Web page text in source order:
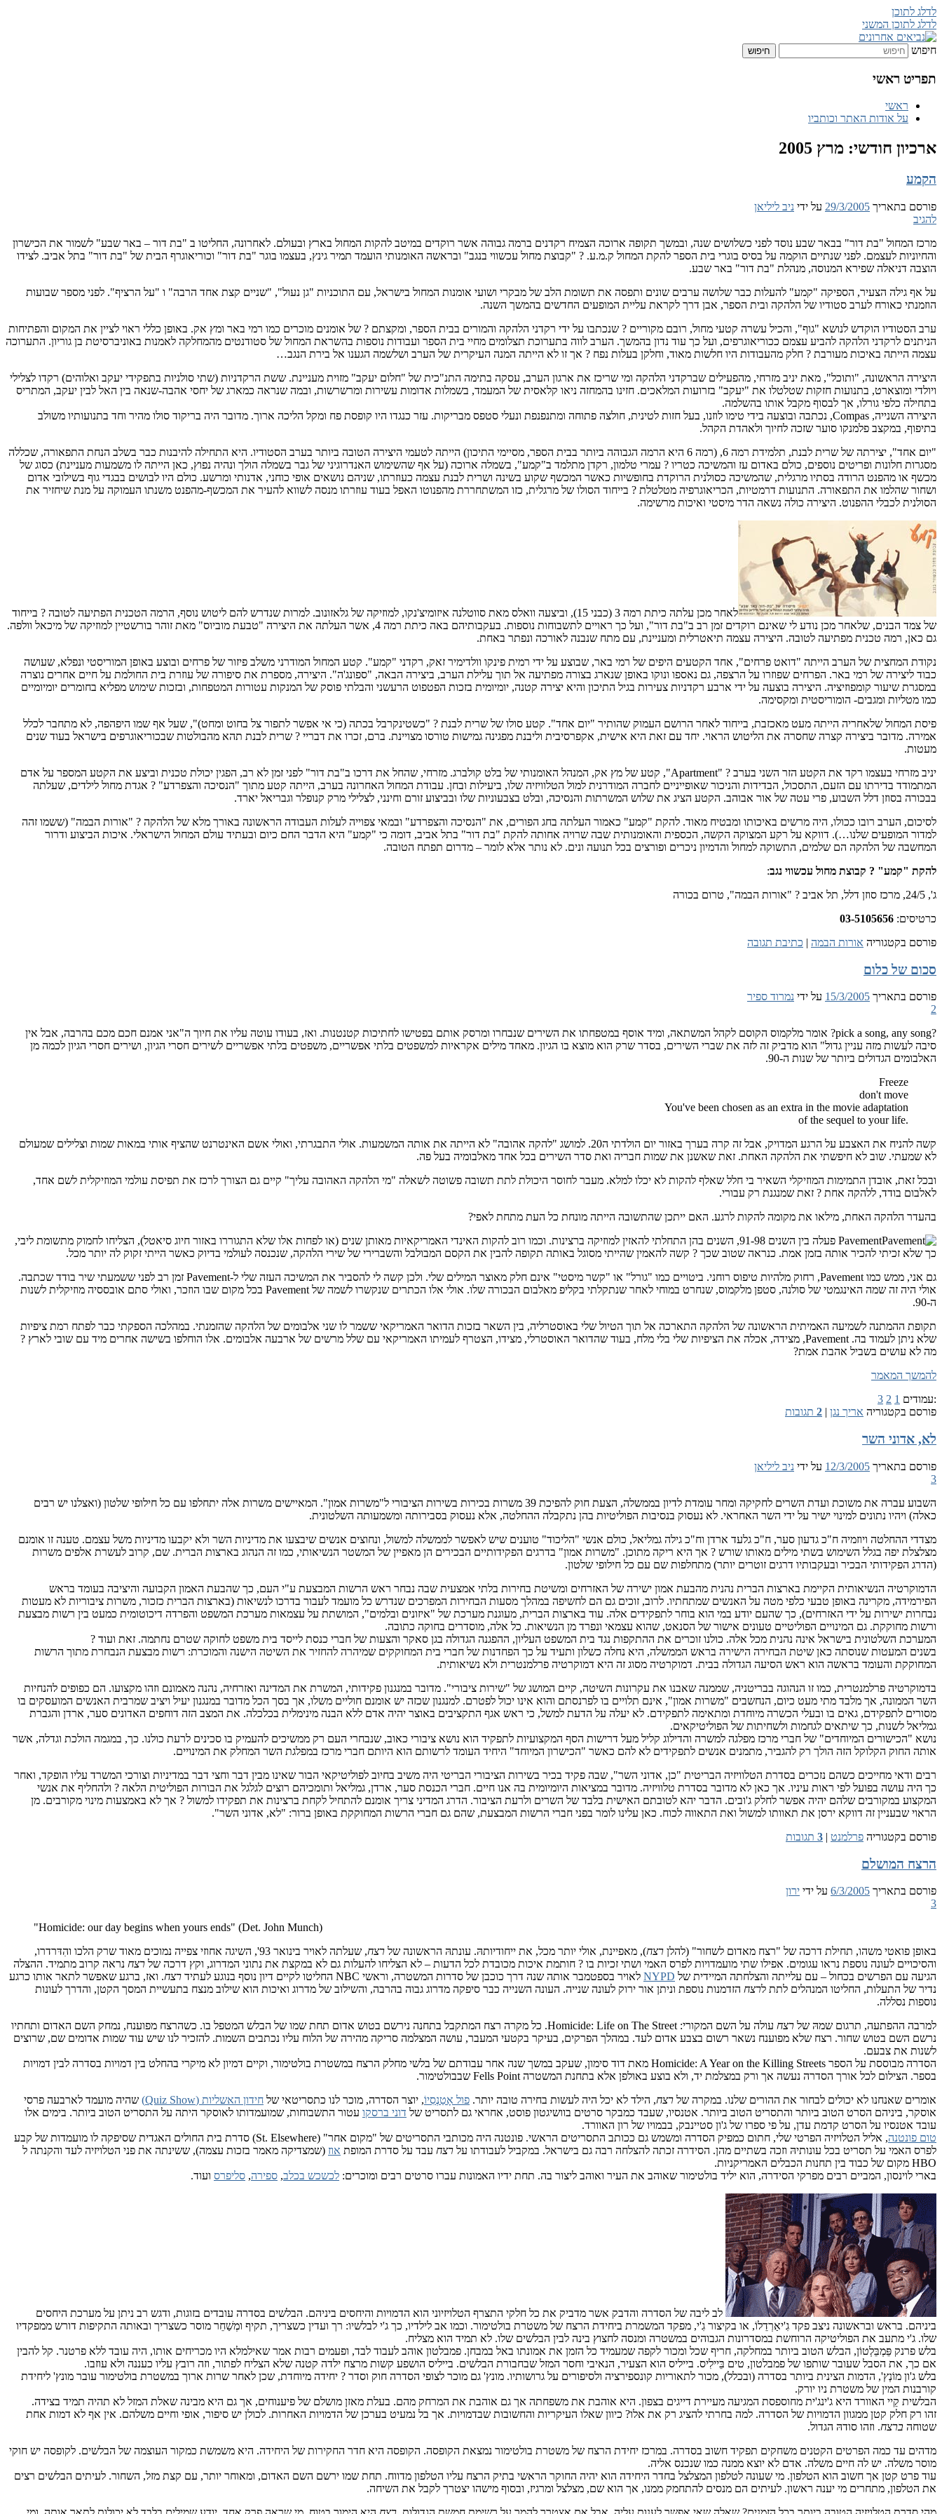
לדלג לתוכן
לדלג לתוכן המשני
נביאים אחרונים
חיפוש
תפריט ראשי
ראשי
על אודות האתר וכותביו
ארכיון חודשי: מרץ 2005
הקמע
פורסם בתאריך 29/3/2005 על ידי ניב ליליאן
להגיב
מרכז המחול "בת דור" בבאר שבע נוסד לפני כשלושים שנה, ובמשך תקופה ארוכה הצמיח רקדנים ברמה גבוהה אשר רוקדים במיטב להקות המחול בארץ ובעולם. לאחרונה, החליטו ב "בת דור – באר שבע" לשמור את הכישרון
והחיוניות לעצמם. לפני שנתיים הוקמה על בסיס בוגרי בית הספר להקת המחול ק.מ.ע. ? "קבוצת מחול עכשווי בנגב" ובראשה האומנותי הועמד תמיר גינץ, בעצמו בוגר "בת דור" וכוריאוגרף הבית של "בת דור" בתל אביב. לצידו
הוצבה דניאלה שפירא המנוסה, מנהלת "בת דור" באר שבע.
על אף גילה הצעיר, הספיקה "קמע" להעלות כבר שלושה ערבים שונים ותפסה את תשומת הלב של מבקרי ושועי אומנות המחול בישראל, עם התוכניות "גן נעול", "שניים קצת אחד הרבה" ו "על הרציף". לפני מספר שבועות
הוזמנתי כאורח לערב סטודיו של הלהקה ובית הספר, אבן דרך לקראת עליית המופעים החדשים בהמשך השנה.
ערב הסטודיו הוקדש לנושא "גוף", והכיל עשרה קטעי מחול, רובם מקוריים ? שנכתבו על ידי רקדני הלהקה והמורים בבית הספר, ומקצתם ? של אומנים מוכרים כמו רמי באר ומץ אק. באופן כללי ראוי לציין את המקום והפתיחות
הניתנים לרקדני הלהקה להביע עצמם ככוריאוגרפים, ועל כך עוד נדון בהמשך. הערב לווה בתערוכת תצלומים מחיי בית הספר ועבודות נוספות בהשראת המחול של סטודנטים מהמחלקה לאמנות באוניברסיטת בן גוריון. התערוכה
עצמה הייתה באיכות מעורבת ? חלק מהעבודות היו חלשות מאוד, וחלקן בעלות נפח ? אך זו לא הייתה המנה העיקרית של הערב ושלשמה הגענו אל בירת הנגב…
היצירה הראשונה, "ותוכל", מאת יניב מזרחי, מהפעילים שברקדני הלהקה ומי שריכז את ארגון הערב, עסקה בתימה התנ"כית של "חלום יעקב" מזוית מעניינת. ששת הרקדניות (שתי סולניות בתפקידי יעקב ואלוהים) רקדו לצלילי
ויולדי ומוצארט, בתנועות חזקות שטלטלו את "יעקב" בזרועות המלאכים. חזינו בהמחזה ניאו קלאסית של המעמד, בשמלות אדומות עשירות ומרשרשות, ובמה שנראה כמארג של יחסי אהבה-שנאה בין האל לבין יעקב, המתריס
בתחילה כלפי גורלו, אך לבסוף מקבל אותו בהשלמה.
היצירה השנייה, Compas, נכתבה ובוצעה בידי טימו לוזנו, בעל חזות לטינית, חולצה פתוחה ומתנפנפת ונעלי סטפס מבריקות. עזר כנגדו היו קופסת פח ומקל הליכה ארוך. מדובר היה בריקוד סולו מהיר וחד בתנועותיו משולב
בתיפוף, במקצב פלמנקו סוער שזכה לחיוך ולאהדת הקהל.
"יום אחד", יצירתה של שרית לבנת, תלמידת רמה 6, (רמה 6 היא הרמה הגבוהה ביותר בבית הספר, מסיימי התיכון) הייתה לטעמי היצירה הטובה ביותר בערב הסטודיו. היא התחילה להיבנות כבר בשלב הנחת התפאורה, שכללה
מסגרות חלונות ופריטים נוספים, כולם באדום עז והמשיכה כטריו ? עמרי טלמון, רקדן מתלמד ב"קמע", בשמלה ארוכה (על אף שהשימוש האנדרוגיני של גבר בשמלה הולך ונהיה נפוץ, כאן הייתה לו משמעות מעניינת) כסוג של
מכשף או מהפנט הרודה בסתיו מרגלית, שהמשיכה כסולנית הרוקדת בחופשיות כאשר המכשף שקוע בשינה ושרית לבנת עצמה כעוזרתו, שניהם נושאים אופי כוחני, אדנותי ומרשע. כולם היו לבושים בבגדי גוף בשילובי אדום
ושחור שהלמו את התפאורה. התנועות דרמטיות, הכריאוגרפיה מטלטלת ? בייחוד הסולו של מרגלית, כזו המשתחררת מהפנוטו האפל בעוד עוזרתו מנסה לשווא להעיר את המכשף-מהפנט משנתו העמוקה על מנת שיחזיר את
הסולנית לכבלי ההפנוט. היצירה כולה נשאה הדר מיסטי ואיכות מרשימה.
לאחר מכן עלתה כיתת רמה 3 (כבני 15), וביצעה וואלס מאת סווטלנה איזומיצ'נקו, למוזיקה של גלאזונוב. למרות שנדרש להם ליטוש נוסף, הרמה הטכנית הפתיעה לטובה ? בייחוד
של צמד הבנים, שלאחר מכן נודע לי שאינם רוקדים זמן רב ב"בת דור", ועל כך ראויים לתשבוחות נוספות. בעקבותיהם באה כיתת רמה 4, אשר העלתה את היצירה "טבעת מוביוס" מאת זוהר בורשטיין למוזיקה של מיכאל וולפה.
גם כאן, רמה טכנית מפתיעה לטובה. היצירה עצמה תיאטרלית ומעניינת, עם מתח שנבנה לאורכה ונפתר באחת.
נקודת המחצית של הערב הייתה "דואט פרחים", אחד הקטעים היפים של רמי באר, שבוצע על ידי רמית פינקו וולדימיר זאק, רקדני "קמע". קטע המחול המודרני משלב פיזור של פרחים ובוצע באופן המוריסטי ונפלא, שעושה
כבוד ליצירה של רמי באר. הפרחים שפוזרו על הרצפה, גם נאספו ונוקו באופן שנארג בצורה מפתיעה אל תוך עלילת הערב, ביצירה הבאה, "ספונג'ה". היצירה, מספרת את סיפורה של עוזרת בית החולמת על חיים אחרים נוצרה
במסגרת שיעור קומפוזיציה. היצירה בוצעה על ידי ארבע רקדניות צעירות בגיל התיכון והיא יצירה קטנה, יומיומית בזכות הפטפוט הרעשני והבלתי פוסק של המנקות עטורות המטפחות, ובזכות שימוש מפליא בחומרים יומיומיים
כמו מטליות ומגבים- הומוריסטית ומקסימה.
פיסת המחול שלאחריה הייתה מעט מאכזבת, בייחוד לאחר הרושם העמוק שהותיר "יום אחד". קטע סולו של שרית לבנת ? "כשטינקרבל בכתה (כי אי אפשר לתפור צל בחוט ומחט)", שעל אף שמו היפהפה, לא מתחבר לכלל
אמירה. מדובר ביצירה קצרה שחסרה את הליטוש הראוי. יחד עם זאת היא אישית, אקפרסיבית וליבנת מפגינה גמישות טורסו מצויינת. ברם, זכרו את דבריי ? שרית לבנת תהא מהבולטות שבכוריאוגרפים בישראל בעוד שנים
מעטות.
יניב מזרחי בעצמו רקד את הקטע הזר השני בערב ? "Apartment", קטע של מץ אק, המנהל האומנותי של בלט קולברג. מזרחי, שהחל את דרכו ב"בת דור" לפני זמן לא רב, הפגין יכולת טכנית וביצע את הקטע המספר על אדם
המתמודד בדירתו עם הזעם, התסכול, הבדידות והניכור שאופייניים לחברה המודרנית למול הטלוויזיה שלו, ביעילות ובחן. עבודת המחול האחרונה בערב, הייתה קטע מתוך "הנסיכה והצפרדע" ? אגדת מחול לילדים, שעלתה
בבכורה בסוזן דלל השבוע, פרי עטה של אור אבוהב. הקטע הציג את שלוש המשרתות והנסיכה, ובלט בצבעוניות שלו ובביצוע זורם וחינני, לצלילי מרק קנופלר וגבריאל יארד.
לסיכום, הערב רובו ככולו, היה מרשים באיכותו ומבטיח מאוד. להקת "קמע" כאמור העלתה בחג הפורים, את "הנסיכה והצפרדע" ובמאי צפוייה לעלות העבודה הראשונה באורך מלא של הלהקה ? "אורות הבמה" (ששמו זהה
למדור המופעים שלנו…). דווקא על רקע המצוקה הקשה, הכספית והאומנותית שבה שרויה אחותה להקת "בת דור" בתל אביב, דומה כי "קמע" היא הדבר החם כיום ובעתיד עולם המחול הישראלי. איכות הביצוע ודרור
המחשבה של הלהקה הם שלמים, התשוקה למחול והדמיון ניכרים ופורצים בכל תנועה ונים. לא נותר אלא לומר – מדרום תפתח הטובה.
להקת "קמע" ? קבוצת מחול עכשווי נגב:
ג', 24/5, מרכז סוזן דלל, תל אביב ? "אורות הבמה", טרום בכורה
כרטיסים: 03-5105656
פורסם בקטגוריה אורות הבמה | כתיבת תגובה
סכום של כלום
פורסם בתאריך 15/3/2005 על ידי נמרוד ספיר
2
?pick a song, any song? אומר מלקמוס הקוסם לקהל המשתאה, ומיד אוסף במטפחתו את השירים שנבחרו ומרסק אותם בפטישו לחתיכות קטנטנות. ואז, בעודו עוטה עליו את חיוך ה"אני אמנם חכם מכם בהרבה, אבל אין
סיבה לעשות מזה עניין גדול" הוא מדביק זה לזה את שברי השירים, בסדר שרק הוא מוצא בו הגיון. מאחד מילים אקראיות למשפטים בלתי אפשריים, משפטים בלתי אפשריים לשירים חסרי הגיון, ושירים חסרי הגיון לכמה מן
האלבומים הגדולים ביותר של שנות ה-90.
Freeze
don't move
You've been chosen as an extra in the movie adaptation
.of the sequel to your life
קשה להניח את האצבע על הרגע המדויק, אבל זה קרה בערך באזור יום הולדתי ה20. למושג "להקה אהובה" לא הייתה את אותה המשמעות. אולי התבגרתי, ואולי אשם האינטרנט שהציף אותי במאות שמות וצלילים שמעולם
לא שמעתי. שוב לא חיפשתי את הלהקה האחת. זאת שאשנן את שמות חבריה ואת סדר השירים בכל אחד מאלבומיה בעל פה.
ובכל זאת, אובדן התמימות המוזיקלי השאיר בי חלל שאלף להקות לא יכלו למלא. מעבר לחוסר היכולת לתת תשובה פשוטה לשאלה "מי הלהקה האהובה עליך" קיים גם הצורך לרכז את תפיסת עולמי המוזיקלית לשם אחד,
לאלבום בודד, ללהקה אחת ? זאת שמנגנת רק עבורי.
בהעדר הלהקה האחת, מילאו את מקומה להקות לרגע. האם ייתכן שהתשובה הייתה מונחת כל העת מתחת לאפי?
Pavement פעלה בין השנים 91-98, השנים בהן התחלתי להאזין למוזיקה ברצינות. וכמו רוב להקות האינדי האמריקאיות מאותן שנים (או לפחות אלו שלא התגוררו באזור חיוג סיאטל), הצליחו לחמוק מתשומת ליבי,
כך שלא זכיתי להכיר אותה בזמן אמת. כנראה שטוב שכך ? קשה להאמין שהייתי מסוגל באותה תקופה להבין את הקסם המבולבל והשברירי של שירי הלהקה, שנכנסה לעולמי בדיוק כאשר הייתי זקוק לה יותר מכל.
גם אני, ממש כמו Pavement, רחוק מלהיות טיפוס רוחני. ביטויים כמו "גורל" או "קשר מיסטי" אינם חלק מאוצר המילים שלי. ולכן קשה לי להסביר את המשיכה העזה שלי ל-Pavement זמן רב לפני ששמעתי שיר בודד שכתבה.
אולי היה זה שמה האינגמטי של סולנה, סטפן מלקמוס, שנחרט במוחי לאחר שנתקלתי בקליפ מאלבום הבכורה שלו. אולי אלו הכתרים שנקשרו לשמה של Pavement בכל מקום שבו הוזכר, ואולי סתם אובססיה מוזיקלית לשנות
ה-90.
תקופת ההמתנה לשמיעה האמיתית הראשונה של הלהקה התארכה אל תוך הטיול שלי באוסטרליה, בין השאר בזכות הדואר האמריקאי ששמר לו שני אלבומים של הלהקה שהזמנתי. במהלכה הספקתי כבר לפתח רמת ציפיות
שלא ניתן לעמוד בה. Pavement, מצידה, אכלה את הציפיות שלי בלי מלח, בעוד שהדואר האוסטרלי, מצידו, הצטרף לעמיתו האמריקאי עם שלל מרשים של ארבעה אלבומים. אלו הוחלפו בשישה אחרים מיד עם שובי לארץ ?
מה לא עושים בשביל אהבת אמת?
להמשך המאמר
:עמודים 1
2
3
פורסם בקטגוריה אריך נגן |
2 תגובות
לא, אדוני השר
פורסם בתאריך 12/3/2005 על ידי ניב ליליאן
3
השבוע עברה את משוכת ועדת השרים לחקיקה ומחר עומדת לדיון בממשלה, הצעת חוק להפיכת 39 משרות בכירות בשירות הציבורי ל"משרות אמון". המאיישים משרות אלה יתחלפו עם כל חילופי שלטון (ואצלנו יש רבים
כאלה) ויהיו נתונים למינוי ישיר על ידי השר האחראי. לא נעסוק בנסיבות הפוליטיות בהן נתקבלה ההחלטה, אלא נעסוק בסבירותה ומשמעותה השלטונית.
מצדדי ההחלטה ויוזמיה ח"כ גדעון סער, ח"כ גלעד ארדן וח"כ גילה גמליאל, כולם אנשי "הליכוד" טוענים שיש לאפשר לממשלה למשול, ונחוצים אנשים שיבצעו את מדיניות השר ולא יקבעו מדיניות משל עצמם. טענה זו אומנם
מצלצלת יפה בגלל השימוש בשתי מילים מאותו שורש ? אך היא ריקה מתוכן. "משרות אמון" בדרגים הפקידותיים הבכירים הן מאפיין של המשטר הנשיאותי, כמו זה הנהוג בארצות הברית. שם, קרוב לעשרת אלפים משרות
(הדרג הפקידותי הבכיר ובעקבותיו דרגים זוטרים יותר) מתחלפות שם עם כל חילופי שלטון.
הדמוקרטיה הנשיאותית הקיימת בארצות הברית נהנית מהבעת אמון ישירה של האזרחים ומשיטת בחירות בלתי אמצעית שבה נבחר ראש הרשות המבצעת ע"י העם, כך שהבעת האמון הקבועה והיציבה בעומד בראש
הפירמידה, מקרינה באופן טבעי כלפי מטה על האנשים שמתחתיו. לרוב, זוכים גם הם לחשיפה במהלך מסעות הבחירות המפרכים שנדרש כל מועמד לעבור בדרכו לנשיאות (בארצות הברית כזכור, משרות ציבוריות לא מעטות
נבחרות ישירות על ידי האזרחים), כך שהעם יודע במי הוא בוחר לתפקידים אלה. עוד בארצות הברית, מעוגנת מערכת של "איזונים ובלמים", המושתת על עצמאות מערכת המשפט והפרדה דיכוטומית כמעט בין רשות מבצעת
ורשות מחוקקת. גם המינויים הפוליטיים טעונים אישור של הסנאט, שהוא עצמאי ונפרד מן הנשיאות. כל אלה, מוסדרים בחוקה כתובה.
המערכת השלטונית בישראל אינה נהנית מכל אלה. כולנו זוכרים את ההתקפות נגד בית המשפט העליון, ההפגנה הגדולה בגן סאקר והצעות של חברי כנסת לייסד בית משפט לחוקה שטרם נחתמה. זאת ועוד ?
בשנים המעטות שנוסתה כאן שיטת הבחירה הישירה בראש הממשלה, היא נחלה כשלון ותעיד על כך הפחדנות של חברי בית המחוקקים שמיהרה להחזיר את השיטה הישנה והמוכרת: רשות מבצעת הנבחרת מתוך הרשות
המחוקקת והעומד בראשה הוא ראש הסיעה הגדולה בבית. דמוקרטיה מסוג זה היא דמוקרטיה פרלמנטרית ולא נשיאותית.
בדמוקרטיה פרלמנטרית, כמו זו הנהוגה בבריטניה, שממנה שאבנו את עקרונות השיטה, קיים המושג של "שירות ציבורי". מדובר במנגנון פקידותי, המשרת את המדינה ואזרחיה, נהנה מאמונם וזהו מקצועו. הם כפופים להנחיות
השר הממונה, אך מלבד מתי מעט כיום, הנחשבים "משרות אמון", אינם תלויים בו לפרנסתם והוא אינו יכול לפטרם. למנגנון שכזה יש אומנם חוליים משלו, אך בסך הכל מדובר במנגנון יעיל ויציב שמרבית האנשים המועסקים בו
מסורים לתפקידם, גאים בו ובעלי הכשרה מיוחדת ומתאימה לתפקידם. לא יעלה על הדעת למשל, כי ראש אגף התקציבים באוצר יהיה אדם ללא הבנה מינימלית בכלכלה. את המצב הזה דוחפים האדונים סער, ארדן והגברת
גמליאל לשנות, כך שיתאים לגחמות ולשחיתות של הפוליטיקאים.
נושא "הכישורים המיוחדים" של חברי מרכז מפלגה למשרה והדילוג קליל מעל דרישות הסף המקצועיות לתפקיד הוא נושא ציבורי כאוב, שנבחרי העם רק ממשיכים להעמיק בו סכינים לרעת כולנו. כך, במגמה הולכת וגדלה, אשר
אותה החוק הקלוקל הזה הולך רק להגביר, מתמנים אנשים לתפקידים לא להם כאשר "הכישרון המיוחד" היחיד העומד לרשותם הוא היותם חברי מרכז במפלגת השר המחלק את המינויים.
רבים ודאי מחייכים כשהם נזכרים בסדרת הטלוויזיה הבריטית "כן, אדוני השר", שבה פקיד בכיר בשירות הציבורי הבריטי היה משיב בחיוב לפוליטיקאי הבור שאינו מבין דבר וחצי דבר במדיניות וצורכי המשרד עליו הופקד, ואחר
כך היה עושה בפועל לפי ראות עיניו. אך כאן לא מדובר בסדרת טלוויזיה. מדובר במציאות היומיומית בה אנו חיים. חברי הכנסת סער, ארדן, גמליאל ותומכיהם רוצים לגלגל את הבורות הפוליטית הלאה ? ולהחליף את אנשי
המקצוע במקורבים שלהם יהיה אפשר לחלק ג'ובים. הדבר יהא לטובתם האישית בלבד של השרים ולרעת הציבור. הדרג המדיני צריך אומנם להתחיל לקחת ברצינות את תפקידו למשול ? אך לא באמצעות מינוי מקורבים. מן
הראוי שבעניין זה דווקא ירסן את תאוותו למשול ואת התאווה לכוח. כאן עלינו לומר בפני חברי הרשות המבצעת, שהם גם חברי הרשות המחוקקת באופן ברור: "לא, אדוני השר".
פורסם בקטגוריה פרלמנט |
3 תגובות
הרצח המושלם
פורסם בתאריך 6/3/2005 על ידי ירון
3
"Homicide: our day begins when yours ends" (Det. John Munch)
באופן פואטי משהו, תחילת דרכה של "רצח מאדום לשחור" (להלן רצח), מאפיינת, אולי יותר מכל, את ייחודיותהּ. עונתהּ הראשונה של רצח
, שעלתה לאויר בינואר 93', השיגה אחוזי צפייה נמוכים מאוד שרק הלכו והִדּרדרו,
והסיכויים לעונה נוספת נראו עגומים. אפילו שתי מועמדויות לפרס האמי ושתי זכיות בו ? חותמת איכות מכובדת לכל הדעות – לא הצליחו להעלות גם לא במקצת את נתוני המדרוג, וקץ דרכה של רצח נראה קרוב מתמיד. ההצלה
הגיעה עם הפרשים בכחול – עם עלייתה והצלחתה המיידית של NYPD לאויר בספטמבר אותה שנה דרך כוכבן של סדרות המשטרה, וראשי NBC החליטו לקיים דיון נוסף בנוגע לעתיד רצח. ואז, ברגע שאפשר לתאר אותו כרגע
נדיר של התעלות, החליטו המנהלים לתת לרצח הזדמנות נוספת וניתן אור ירוק לעונה שנייה. העונה השנייה כבר סיפקה מדרוג גבוה בהרבה, והשילוב של מדרוג ואיכות הוא שילוב מנצח בתעשיית המסך הקטן, והדרך לעונות
נוספות נסללה.
למרבה ההפתעה, תרגום שמהּ של רצח
עולה על השם המקורי: Homicide: Life on The Street. כל מקרה רצח המתקבל בתחנה נירשם בטוש אדום תחת שמו של הבלש המטפל בו. כשהרצח מפוענח, נמחק השם האדום ותחתיו
נרשם השם בטוש שחור. רצח שלא מפוענח נשאר רשום בצבע אדום לעד. במהלך הפרקים, בעיקר בקטעי המעבר, עושה המצלמה סריקה מהירה של הלוח עליו נכתבים השמות. להזכיר לנו שיש עוד שמות אדומים שם, שרוצים
לשנות את צבעם.
הסדרה מבוססת על הספר Homicide: A Year on the Killing Streets מאת דוד סימון, שעקב במשך שנה אחר עבודתם של בלשי מחלק הרצח במשטרת בולטימור, וקיים דמיון לא מיקרי בהחלט בין דמויות בסדרה לבין דמויות
בספר. הצילום לכל אורך הסדרה נעשה אך ורק במצלמת יד, ולא בוצע באולפן אלא בתחנת המשטרה Fells Point שבבולטימור.
אומרים שאנחנו לא יכולים לבחור את ההורים שלנו. במקרה של רצח, הילד לא יכל היה לעשות בחירה טובה יותר. פול אָטַנְסִיוֹ, יוצר הסדרה, מוכר לנו כתסריטאי של חידון האשליות (Quiz Show)
שהיה מועמד לארבעה פרסי
אוסקר, ביניהם הסרט הטוב ביותר והתסריט הטוב ביותר. אטנסיו, שעבד כמבקר סרטים בוושיגטון פוסט, אחראי גם לתסריט של דוני ברסקו עטור התשבוחות, שמועמדותו לאוסקר היתה על התסריט הטוב ביותר. בימים אלו
עובד אטנסיו על הסרט קדמת עדן, על פי ספרו של ג'ון סטיינבק, בבמויו של רון האוורד.
טום פונטנה
, אליל הטלויזיה הפרטי שלי, חתום כמפיק הסדרה ומשמש גם ככותב התסריטים הראשי. פונטנה היה מכותבי התסריטים של "מקום אחר" (St. Elsewhere) סדרת בית החולים האגדית שסיפקה לו מועמדות של קבע
לפרס האמי על תסריט בכל עונותיהּ וזכה בשתיים מהן. הסידרה זכתה להצלחה רבה גם בישראל. במקביל לעבודתו על רצח עבד על סדרת המופת אוז (שמצדיקה מאמר בזכות עצמה), ששינתה את פני הטלויזיה לעד והקנתה ל
HBO מקום של כבוד בין תחנות הכבלים האמריקניות.
בארי לוינסון, המביים רבים מפרקי הסידרה, הוא יליד בולטימור שאוהב את העיר ואוהב ליצור בה. תחת ידיו האמונות עברו סרטים רבים ומוכרים: לכשכש בכלב, ספירה, סליפרס ועוד.
לב ליבה של הסדרה והדבק אשר מדביק את כל חלקי התצרף הטלויזיוני הוא הדמויות והיחסים ביניהם. הבלשים בסדרה עובדים בזוגות, ודגש רב ניתן על מערכת היחסים
ביניהם. בראש ובראשונה ניצב פקד גִ'יאַרְדֵלוֹ, או בקיצור גִ'י, מפקד המשמרת ביחידת הרצח של משטרת בולטימור. וכמו אב לילדיו, כך ג'י לבלשיו: רך ועדין כשצריך, תקיף ומְשַׁחֵר מוסר כשצריך ובאותה התקיפות דורש ממפקדיו
שלו. ג'י מתעב את הפוליטיקה הרוחשת במסדרונות הגבוהים במשטרה ומנסה לחצוץ בינה לבין הבלשים שלו. לא תמיד הוא מצליח.
בלש פרנק פֵּמְבֵּלְטוֹן, הבלש הטוב ביותר במחלקה, חריף שכל ומכור לקפה שמעמיד כל הזמן את אמונתו באל במבחן. פמבלטון אוהב לעבוד לבד, ופעמים רבות אמר שאילמלא היו מכריחים אותו, היה עובד ללא פרטנר. קל להבין
אם כך, את הסבל שעובר שותפו של פמבלטון, טים בֵּיילִיס. בייליס הוא הצעיר, הנאיבי וחסר המזל שבחבורת הבלשים. בייליס הושפע קשות מרצח ילדה קטנה שלא הצליח לפתור, וזה רובץ עליו כעננה ולא עוזבו.
בלש ג'ון מוֹנְץ', הדמות הצינית ביותר בסדרה (ובכלל), מכור לתאוריות קונספירציה ולסיפורים על גרושותיו. מונץ' גם מוכר לצופי הסדרה חוק וסדר ? יחידה מיוחדת, שכן לאחר שרות ארוך במשטרת בולטימור עובר מונץ' ליחידת
קורבנות המין של משטרת ניו יורק.
הבלשית קֵיי האוורד היא ג'ינג'ית מחוספסת המגיעה מעיירת דייגים בצפון. היא אוהבת את משפחתה אך גם אוהבת את המרחק מהם. בעלת מאזן מושלם של פיענוחים, אך גם היא מבינה שאלת המזל לא תהיה תמיד בצידה.
זהו רק חלק קטן ממגוון הדמויות של הסדרה. למה בחרתי להציג רק את אלו? כיוון שאלו העיקריות והחשובות שבדמויות. אך בל נמעיט בערכן של הדמויות האחרות. לכולן יש סיפור, אופי וחיים משלהם. אין אף לא דמות אחת
שטוחה ברצח. וזהו סודהּ הגדול.
מדהים עד כמה הפרטים הקטנים משחקים תפקיד חשוב בסדרה. במרכז יחידת הרצח של משטרת בולטימור נמצאת הקופסה. הקופסה היא חדר החקירות של היחידה. היא משמשת כמקור העוצמה של הבלשים. לקופסה יש חוקי
מוסר משלה. יש לה חיים משלה. אדם לא יוצא ממנה כמו שנכנס אליה.
עוד פרט קטן אך חשוב הוא הטלפון. מי שעונה לטלפון המצלצל בחדר היחידה הוא יהיה החוקר הראשי בתיק הרצח עליו הטלפון מדווח. תחת שמו ירשם השם האדום, ומאוחר יותר, עם קצת מזל, השחור. לעיתים הבלשים רצים
את הטלפון, מתחרים מי יענה ראשון. לעיתים הם מנסים להתחמק ממנו, אך הוא שם, מצלצל ומרגיז, ובסוף מישהו יצטרך לקבל את השיחה.